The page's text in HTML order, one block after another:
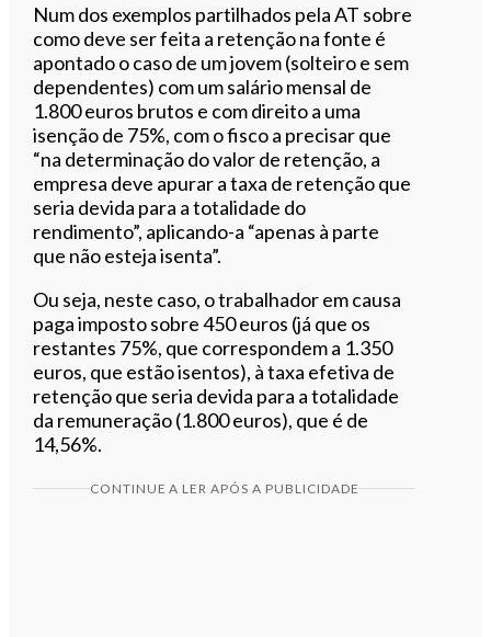
Num dos exemplos partilhados pela AT sobre
como deve ser feita a retenção na fonte é
apontado o caso de um jovem (solteiro e sem
dependentes) com um salário mensal de
1.800 euros brutos e com direito a uma
isenção de 75%, com o fisco a precisar que
“na determinação do valor de retenção, a
empresa deve apurar a taxa de retenção que
seria devida para a totalidade do
rendimento”, aplicando-a “apenas à parte
que não esteja isenta”.
Ou seja, neste caso, o trabalhador em causa
paga imposto sobre 450 euros (já que os
restantes 75%, que correspondem a 1.350
euros, que estão isentos), à taxa efetiva de
retenção que seria devida para a totalidade
da remuneração (1.800 euros), que é de
14,56%.
CONTINUE A LER APÓS A PUBLICIDADE